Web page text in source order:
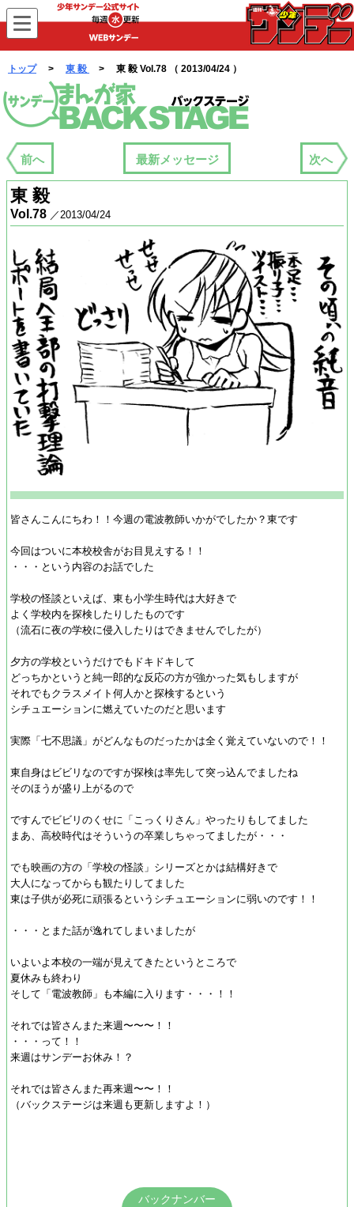
WEBサンデー
トップ> 東 毅 > 東 毅 Vol.78 （ 2013/04/24 ）
まんが家バックステージ
前へ 最新メッセージ 次へ
東 毅
Vol.78 ／2013/04/24
皆さんこんにちわ！！今週の電波教師いかがでしたか？東です
今回はついに本校校舎がお目見えする！！
・・・という内容のお話でした
学校の怪談といえば、東も小学生時代は大好きで
よく学校内を探検したりしたものです
（流石に夜の学校に侵入したりはできませんでしたが）
夕方の学校というだけでもドキドキして
どっちかというと純一郎的な反応の方が強かった気もしますが
それでもクラスメイト何人かと探検するという
シチュエーションに燃えていたのだと思います
実際「七不思議」がどんなものだったかは全く覚えていないので！！
東自身はビビリなのですが探検は率先して突っ込んでましたね
そのほうが盛り上がるので
ですんでビビリのくせに「こっくりさん」やったりもしてました
まあ、高校時代はそういうの卒業しちゃってましたが・・・
でも映画の方の「学校の怪談」シリーズとかは結構好きで
大人になってからも観たりしてました
東は子供が必死に頑張るというシチュエーションに弱いのです！！
・・・とまた話が逸れてしまいましたが
いよいよ本校の一端が見えてきたというところで
夏休みも終わり
そして「電波教師」も本編に入ります・・・！！
それでは皆さんまた来週〜〜〜！！
・・・って！！
来週はサンデーお休み！？
それでは皆さんまた再来週〜〜！！
（バックステージは来週も更新しますよ！）
バックナンバー